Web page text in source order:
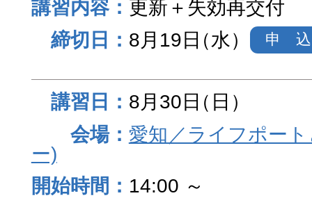
更新＋失効再交付
8月19日（水） 申 込
8月30日（日）
愛知／ライフポー
ー)
14:00 ～